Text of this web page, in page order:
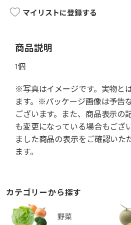
マイリストに登録する
商品説明
1個
※写真はイメージです。実物と
ます。※パッケージ画像は予告
ございます。また、商品表示の
も変更になっている場合もござ
ました商品の表示をご確認いた
ます。
カテゴリーから探す